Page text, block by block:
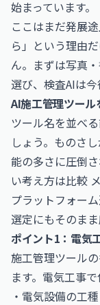
始まっています。
ここはまだ発展
ら」という理由
ん。まずは写真
選び、検査AIは
AI施工管理ツー
ツール名を並べ
しょう。ものさ
能の多さに圧倒
い考え方は比較
プラットフォー
選定にもそのまま
ポイント1：電気
施工管理ツール
ます。電気工事
・電気設備の工